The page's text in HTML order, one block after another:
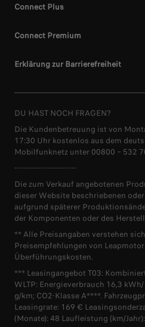
Connect Plus
Connect Premium
Erklärung zur Barrierefreiheit
DU HAST NOCH FRAGEN?
Die Kundenbetreuung ist von
17:30 Uhr kostenlos aus dem
Mobilfunknetz unter 00800 – 532
--------------------------
Die zum Verkauf angebotenen
dieser Website beschriebenen
aufgrund späterer
der Komponenten oder des
** Alle Preisangaben verstehen
Preisempfehlungen von
Überführungskosten.
*** Leasingangebot T03:
WLTP: Energieverbrauch 16,3
g/km; CO2-Klasse A****.
Leasingrate: 169 €
(Monate): 48 Laufleistung (km/